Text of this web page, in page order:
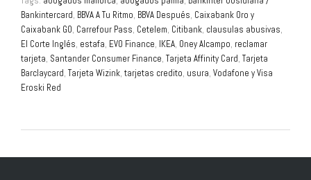
Bankintercard, BBVA A Tu Ritmo, BBVA Después, Caixabank Oro y
Caixabank GO, Carrefour Pass, Cetelem, Citibank, clausulas abusivas,
El Corte Inglés, estafa, EVO Finance, IKEA, Oney Alcampo, reclamar
tarjeta, Santander Consumer Finance, Tarjeta Affinity Card, Tarjeta
Barclaycard, Tarjeta Wizink, tarjetas credito, usura, Vodafone y Visa
Eroski Red